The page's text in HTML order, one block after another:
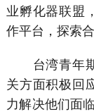
业孵化器联盟
作平台，探索
台湾青年期
关方面积极回
力解决他们面